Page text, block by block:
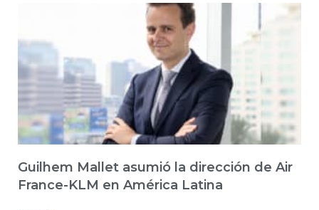
Guilhem Mallet asumió la dirección de Air
France-KLM en América Latina